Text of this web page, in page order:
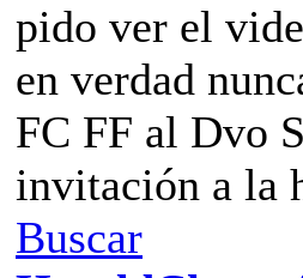
pido ver el
en verdad
FC FF al Dvo
invitación a la
Buscar